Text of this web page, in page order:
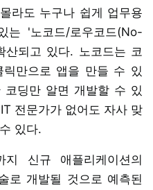
라도 누구나 쉽게 업무용
는 '노코드/로우코드(No-
되고 있다. 노코드는 코
만으로 앱을 만들 수 있
코딩만 알면 개발할 수 있
전문가가 없어도 자사 맞
있다.
신규 애플리케이션의
로 개발될 것으로 예측된